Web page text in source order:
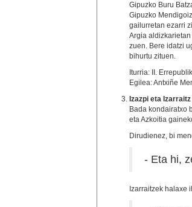
Gipuzko Buru
Gipuzko
gailurretan ezarri
Argia
zuen. Bere idatzi
bihurtu zituen.
Iturria: II.
Egilea: Antxiñe
Izazpi eta
Bada kondairatxo
eta Azkoitia
Dirudienez, bi
- Eta hi,
Izarraitzek halaxe